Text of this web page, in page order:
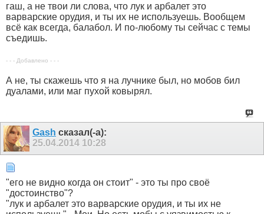
гаш, а не твои ли слова, что лук и арбалет это
варварские орудия, и ты их не используешь. Вообщем
всё как всегда, балабол. И по-любому ты сейчас с темы
съедишь.
- - - Добавлено - - -
А не, ты скажешь что я на лучнике был, но мобов бил
дуалами, или маг пухой ковырял.
Gash сказал(-а):
25.04.2014 10:28
"его не видно когда он стоит" - это ты про своё
"достоинство"?
"лук и арбалет это варварские орудия, и ты их не